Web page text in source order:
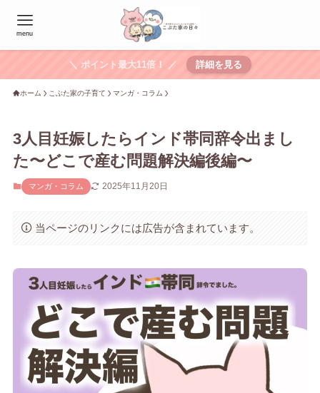
menu
＼ ポイント最大11倍！ ／ 詳細を見る
ホーム こぶた家の子育て マンガ・コラム
3人目妊娠したらインド帯同辞令出まし
た〜どこで産む問題解決編後編〜
マンガ・コラム 2025年11月20日
当ページのリンクには広告が含まれています。